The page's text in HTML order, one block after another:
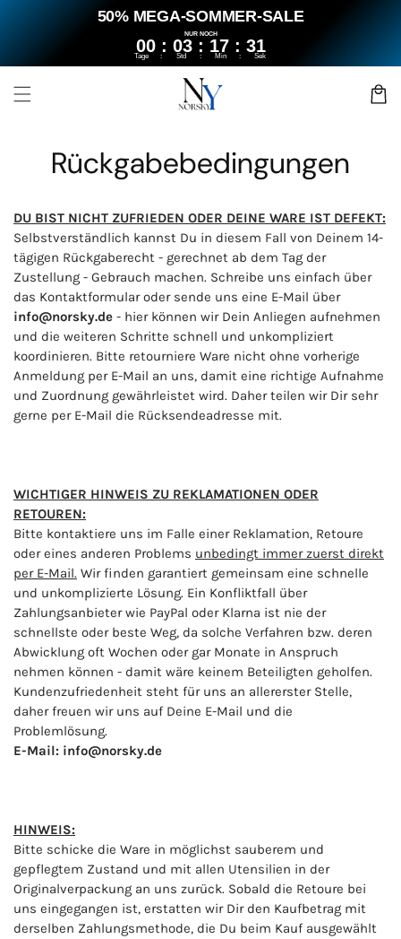
50% MEGA-SOMMER-SALE
NUR NOCH
00: 03: 17: 31
Tage : Std : Min : Sek
Rückgabebedingungen
DU BIST NICHT ZUFRIEDEN ODER DEINE WARE IST DEFEKT:
Selbstverständlich kannst Du in diesem Fall von Deinem 14-
tägigen Rückgaberecht - gerechnet ab dem Tag der
Zustellung - Gebrauch machen. Schreibe uns einfach über
das Kontaktformular oder sende uns eine E-Mail über
info@norsky.de - hier können wir Dein Anliegen aufnehmen
und die weiteren Schritte schnell und unkompliziert
koordinieren. Bitte retourniere Ware nicht ohne vorherige
Anmeldung per E-Mail an uns, damit eine richtige Aufnahme
und Zuordnung gewährleistet wird. Daher teilen wir Dir sehr
gerne per E-Mail die Rücksendeadresse mit.
WICHTIGER HINWEIS ZU REKLAMATIONEN ODER
RETOUREN:
Bitte kontaktiere uns im Falle einer Reklamation, Retoure
oder eines anderen Problems unbedingt immer zuerst direkt
per E-Mail. Wir finden garantiert gemeinsam eine schnelle
und unkomplizierte Lösung. Ein Konfliktfall über
Zahlungsanbieter wie PayPal oder Klarna ist nie der
schnellste oder beste Weg, da solche Verfahren bzw. deren
Abwicklung oft Wochen oder gar Monate in Anspruch
nehmen können - damit wäre keinem Beteiligten geholfen.
Kundenzufriedenheit steht für uns an allererster Stelle,
daher freuen wir uns auf Deine E-Mail und die
Problemlösung.
E-Mail: info@norsky.de
HINWEIS:
Bitte schicke die Ware in möglichst sauberem und
gepflegtem Zustand und mit allen Utensilien in der
Originalverpackung an uns zurück. Sobald die Retoure bei
uns eingegangen ist, erstatten wir Dir den Kaufbetrag mit
derselben Zahlungsmethode, die Du beim Kauf ausgewählt